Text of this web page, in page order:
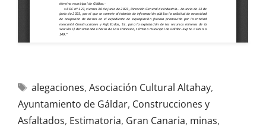
alegaciones, Asociación Cultural Altahay,
Ayuntamiento de Gáldar, Construcciones y
Asfaltados, Estimatoria, Gran Canaria, minas,